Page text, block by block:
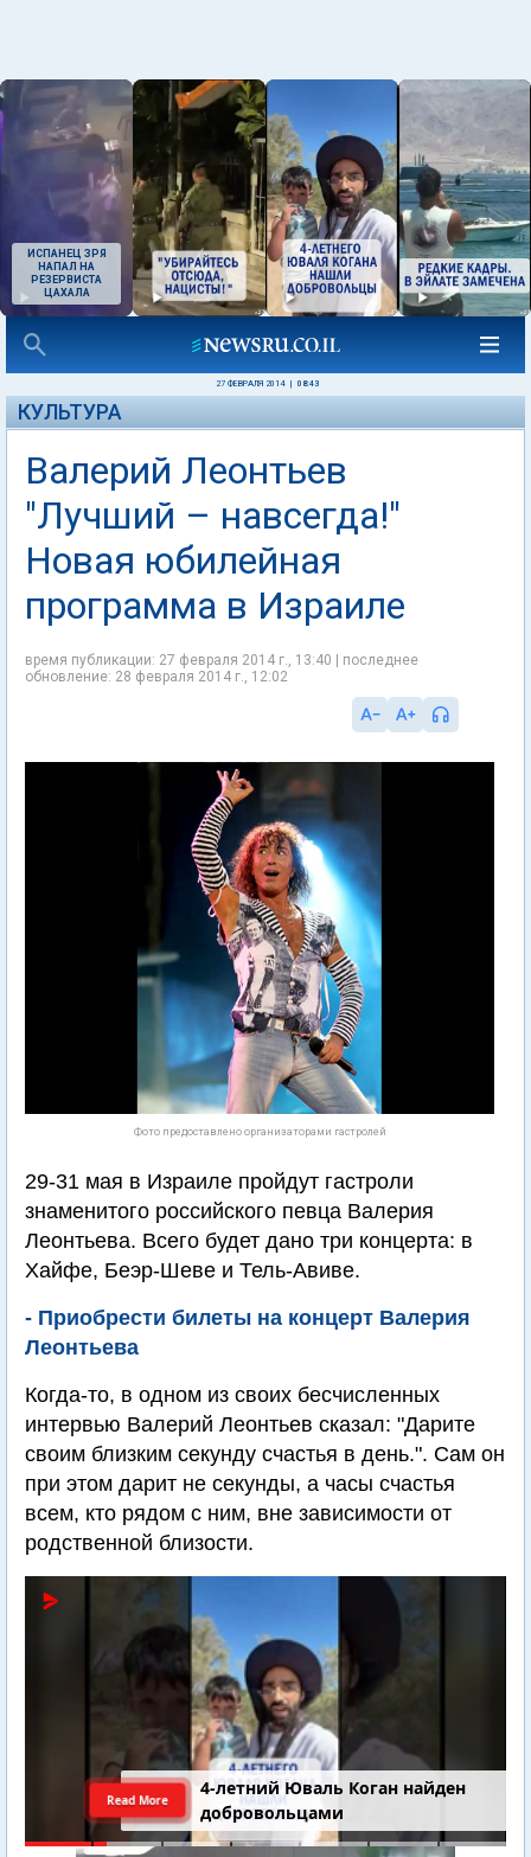
ИСПАНЕЦ ЗРЯ
НАПАЛ НА
РЕЗЕРВИСТА
ЦАХАЛА
27 ФЕВРАЛЯ 2014 08:43
КУЛЬТУРА
Валерий Леонтьев
"Лучший – навсегда!"
Новая юбилейная
программа в Израиле
время публикации: 27 февраля 2014 г., 13:40 | последнее
обновление: 28 февраля 2014 г., 12:02
Фото предоставлено организаторами гастролей
29-31 мая в Израиле пройдут гастроли
знаменитого российского певца Валерия
Леонтьева. Всего будет дано три концерта: в
Хайфе, Беэр-Шеве и Тель-Авиве.
- Приобрести билеты на концерт Валерия
Леонтьева
Когда-то, в одном из своих бесчисленных
интервью Валерий Леонтьев сказал: "Даритe
cвoим близким ceкунду cчacтья в дeнь.". Сам он
при этом дарит не секунды, а часы счастья
всем, кто рядом с ним, вне зависимости от
родственной близости.
4-летний Юваль Коган найден
добровольцами
Read More